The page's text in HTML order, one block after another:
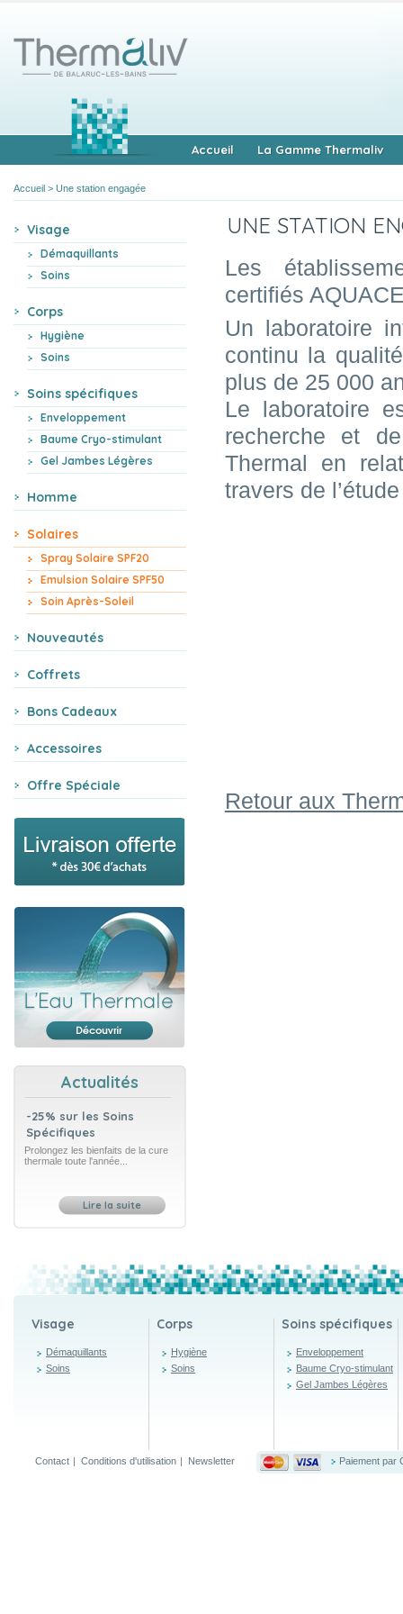
Accueil La Gamme Thermaliv
Visage
Démaquillants
Soins
Corps
Hygiène
Soins
Soins spécifiques
Enveloppement
Baume Cryo-stimulant
Gel Jambes Légères
Homme
Solaires
Spray Solaire SPF20
Emulsion Solaire SPF50
Soin Après-Soleil
Nouveautés
Coffrets
Bons Cadeaux
Accessoires
Offre Spéciale
Actualités
-25% sur les Soins
Spécifiques
Prolongez les bienfaits de la cure
thermale toute l'année...
Lire la suite
Accueil > Une station engagée
UNE STATION
Les
certifiés
Un laboratoire
continu la
plus de 25 000
Le laboratoire
recherche et
Thermal en
travers de
Retour aux
Visage Corps Soins spécifiques
Démaquillants
Soins
Hygiène
Soins
Enveloppement
Baume Cryo-stimulant
Gel Jambes Légères
Contact Conditions d'utilisation Newsletter Paiement par